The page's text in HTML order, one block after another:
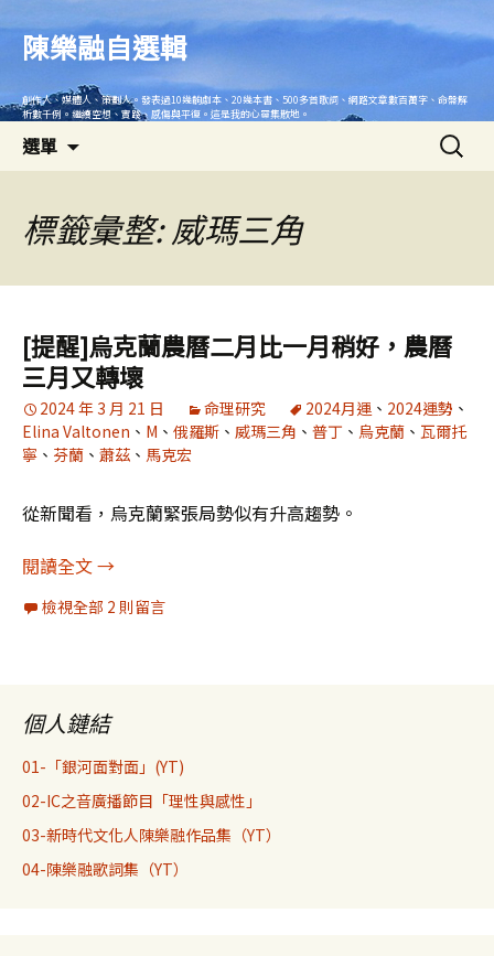
內
陳樂融自選輯
創作人、媒體人、策劃人。發表過10幾齣劇本、20幾本書、500多首歌詞、網路文章數百萬字、命盤解
析數千例。繼續空想、實踐、感傷與平復。這是我的心靈集散地。
選單
搜
尋
標籤彙整: 威瑪三角
[提醒]烏克蘭農曆二月比一月稍好，農曆
三月又轉壞
2024 年 3 月 21 日 命理研究 2024月運 、 2024運勢 、
Elina Valtonen 、 M 、 俄羅斯 、 威瑪三角 、 普丁 、 烏克蘭 、 瓦爾托
寧 、 芬蘭 、 蕭茲 、 馬克宏
從新聞看，烏克蘭緊張局勢似有升高趨勢。
閱讀全文[提醒]烏克蘭農曆二月比一月稍好，農曆三月又轉
→
檢視全部 2 則留言
個人鏈結
01-「銀河面對面」(YT)
02-IC之音廣播節目「理性與感性」
03-新時代文化人陳樂融作品集（YT）
04-陳樂融歌詞集（YT）